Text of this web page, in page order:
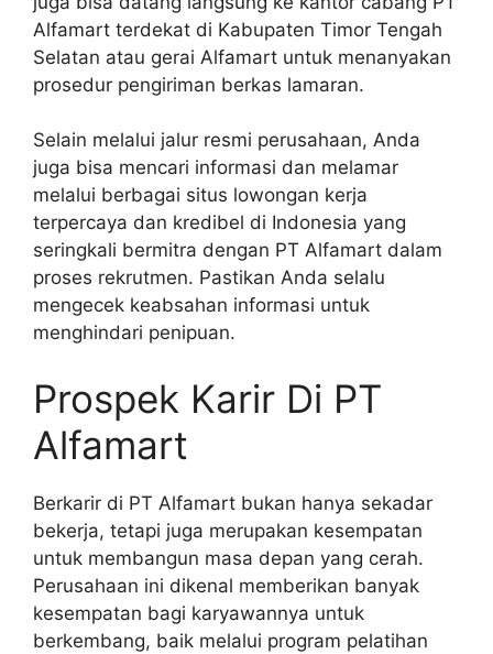
Alfamart terdekat di Kabupaten Timor Tengah
Selatan atau gerai Alfamart untuk menanyakan
prosedur pengiriman berkas lamaran.
Selain melalui jalur resmi perusahaan, Anda
juga bisa mencari informasi dan melamar
melalui berbagai situs lowongan kerja
terpercaya dan kredibel di Indonesia yang
seringkali bermitra dengan PT Alfamart dalam
proses rekrutmen. Pastikan Anda selalu
mengecek keabsahan informasi untuk
menghindari penipuan.
Prospek Karir Di PT
Alfamart
Berkarir di PT Alfamart bukan hanya sekadar
bekerja, tetapi juga merupakan kesempatan
untuk membangun masa depan yang cerah.
Perusahaan ini dikenal memberikan banyak
kesempatan bagi karyawannya untuk
berkembang, baik melalui program pelatihan